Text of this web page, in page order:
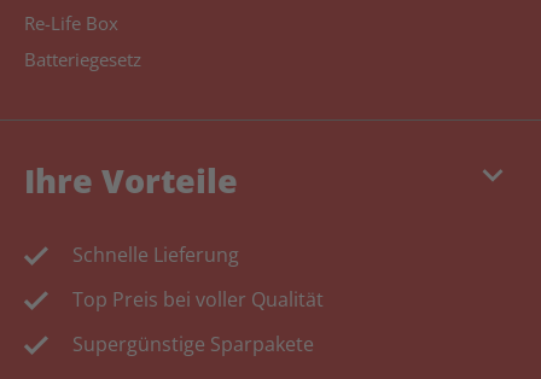
Re-Life Box
Batteriegesetz
keyboard_arrow_down
Ihre Vorteile
Schnelle Lieferung
Top Preis bei voller Qualität
Supergünstige Sparpakete